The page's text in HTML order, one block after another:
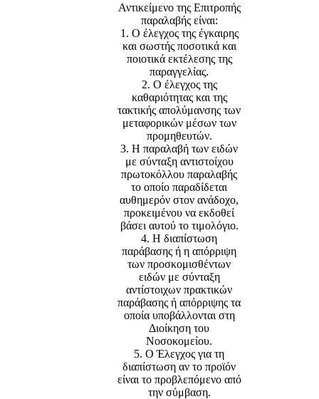
Αντικείμενο της Επιτροπής
παραλαβής είναι:
1. Ο έλεγχος της έγκαιρης
και σωστής ποσοτικά και
ποιοτικά εκτέλεσης της
παραγγελίας.
2. Ο έλεγχος της
καθαριότητας και της
τακτικής απολύμανσης των
μεταφορικών μέσων των
προμηθευτών.
3. Η παραλαβή των ειδών
με σύνταξη αντιστοίχου
πρωτοκόλλου παραλαβής
το οποίο παραδίδεται
αυθημερόν στον ανάδοχο,
προκειμένου να εκδοθεί
βάσει αυτού το τιμολόγιο.
4. Η διαπίστωση
παράβασης ή η απόρριψη
των προσκομισθέντων
ειδών με σύνταξη
αντίστοιχων πρακτικών
παράβασης ή απόρριψης τα
οποία υποβάλλονται στη
Διοίκηση του
Νοσοκομείου.
5. Ο Έλεγχος για τη
διαπίστωση αν το προϊόν
είναι το προβλεπόμενο από
την σύμβαση.